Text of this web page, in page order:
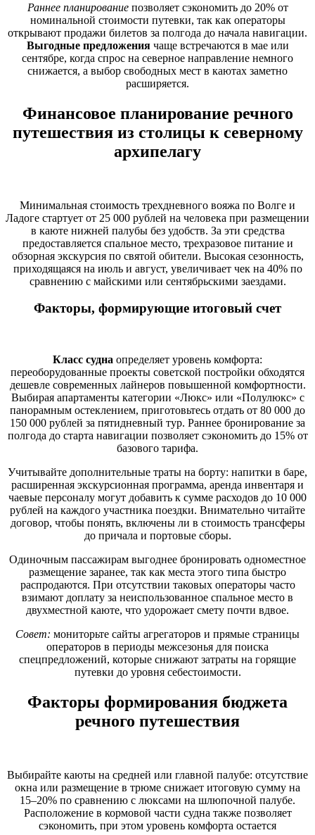
Раннее планированиепозволяет сэкономить до 20% от
номинальной стоимости путевки, так как операторы
открывают продажи билетов за полгода до начала навигации.
Выгодные предложениячаще встречаются в мае или
сентябре, когда спрос на северное направление немного
снижается, а выбор свободных мест в каютах заметно
расширяется.
Финансовое планирование речного
путешествия из столицы к северному
архипелагу
Минимальная стоимость трехдневного вояжа по Волге и
Ладоге стартует от 25 000 рублей на человека при размещении
в каюте нижней палубы без удобств. За эти средства
предоставляется спальное место, трехразовое питание и
обзорная экскурсия по святой обители. Высокая сезонность,
приходящаяся на июль и август, увеличивает чек на 40% по
сравнению с майскими или сентябрьскими заездами.
Факторы, формирующие итоговый счет
Класс судна определяет уровень комфорта:
переоборудованные проекты советской постройки обходятся
дешевле современных лайнеров повышенной комфортности.
Выбирая апартаменты категории «Люкс» или «Полулюкс» с
панорамным остеклением, приготовьтесь отдать от 80 000 до
150 000 рублей за пятидневный тур. Раннее бронирование за
полгода до старта навигации позволяет сэкономить до 15% от
базового тарифа.
Учитывайте дополнительные траты на борту: напитки в баре,
расширенная экскурсионная программа, аренда инвентаря и
чаевые персоналу могут добавить к сумме расходов до 10 000
рублей на каждого участника поездки. Внимательно читайте
договор, чтобы понять, включены ли в стоимость трансферы
до причала и портовые сборы.
Одиночным пассажирам выгоднее бронировать одноместное
размещение заранее, так как места этого типа быстро
распродаются. При отсутствии таковых операторы часто
взимают доплату за неиспользованное спальное место в
двухместной каюте, что удорожает смету почти вдвое.
Совет: мониторьте сайты агрегаторов и прямые страницы
операторов в периоды межсезонья для поиска
спецпредложений, которые снижают затраты на горящие
путевки до уровня себестоимости.
Факторы формирования бюджета
речного путешествия
Выбирайте каюты на средней или главной палубе: отсутствие
окна или размещение в трюме снижает итоговую сумму на
15–20% по сравнению с люксами на шлюпочной палубе.
Расположение в кормовой части судна также позволяет
сэкономить, при этом уровень комфорта остается